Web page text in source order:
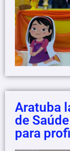
Aratuba
de
para